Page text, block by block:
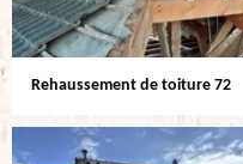
Rehaussement de toiture 72